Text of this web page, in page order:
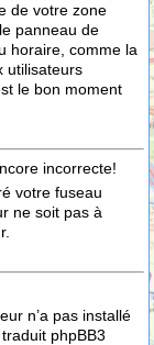
de votre zone
panneau de
horaire, comme la
utilisateurs
le bon moment
incorrecte!
votre fuseau
ne soit pas à
n’a pas installé
phpBB3